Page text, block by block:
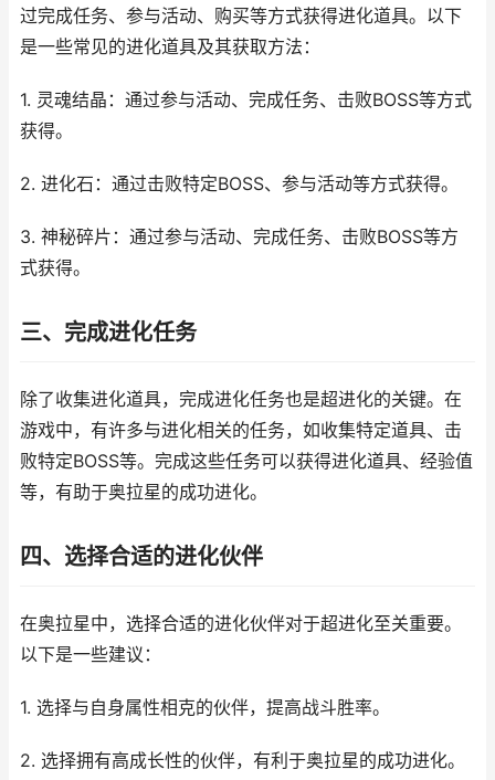
过完成任务、参与活动、购买等方式获得进化道具。以下
是一些常见的进化道具及其获取方法：
1. 灵魂结晶：通过参与活动、完成任务、击败BOSS等方式
获得。
2. 进化石：通过击败特定BOSS、参与活动等方式获得。
3. 神秘碎片：通过参与活动、完成任务、击败BOSS等方
式获得。
三、完成进化任务
除了收集进化道具，完成进化任务也是超进化的关键。在
游戏中，有许多与进化相关的任务，如收集特定道具、击
败特定BOSS等。完成这些任务可以获得进化道具、经验值
等，有助于奥拉星的成功进化。
四、选择合适的进化伙伴
在奥拉星中，选择合适的进化伙伴对于超进化至关重要。
以下是一些建议：
1. 选择与自身属性相克的伙伴，提高战斗胜率。
2. 选择拥有高成长性的伙伴，有利于奥拉星的成功进化。